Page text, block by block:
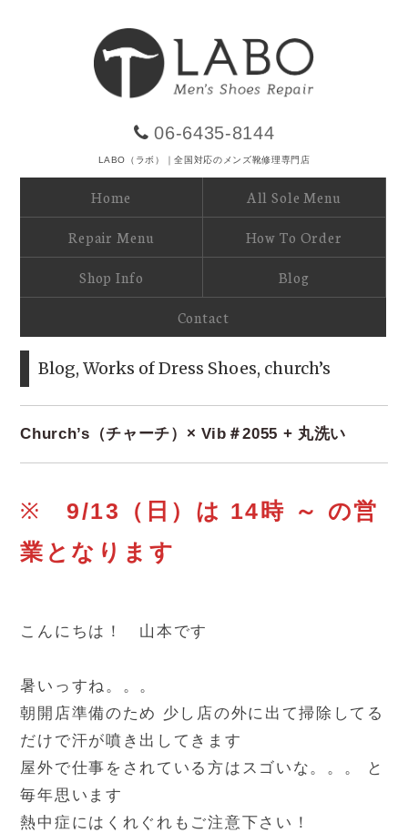
06-6435-8144
LABO（ラボ）｜全国対応のメンズ靴修理専門店
Home All Sole Menu
Repair Menu How To Order
Shop Info Blog
Contact
Blog,Works of Dress Shoes, church’s
Church’s（チャーチ）× Vib＃2055 + 丸洗い
※9/13（日）は 14時 ～ の営
業となります
こんにちは！ 山本です
暑いっすね。。。
朝開店準備のため 少し店の外に出て掃除してる
だけで汗が噴き出してきます
屋外で仕事をされている方はスゴいな。。。 と
毎年思います
熱中症にはくれぐれもご注意下さい！